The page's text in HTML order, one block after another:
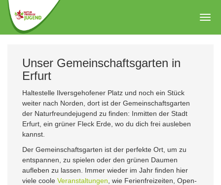
Zum
Hauptinhalt
springen
Unser Gemeinschaftsgarten in
Erfurt
Haltestelle Ilversgehofener Platz und noch ein Stück
weiter nach Norden, dort ist der Gemeinschaftsgarten
der Naturfreundejugend zu finden: Inmitten der Stadt
Erfurt, ein grüner Fleck Erde, wo du dich frei ausleben
kannst.
Der Gemeinschaftsgarten ist der perfekte Ort, um zu
entspannen, zu spielen oder den grünen Daumen
aufleben zu lassen. Immer wieder im Jahr finden hier
viele coole Veranstaltungen , wie Ferienfreizeiten, Open-